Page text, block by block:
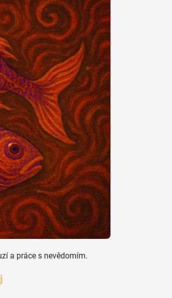
a práce s nevědomím.